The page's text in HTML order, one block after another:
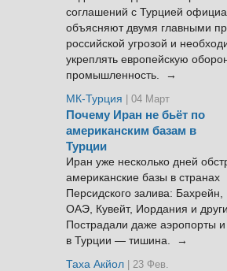
соглашений с Турцией
объясняют двумя главными
российской угрозой и
укреплять европейскую
промышленность. →
МК-Турция
| 04 Март
Почему Иран не бьёт по
американским базам в
Турции
Иран уже несколько дней
американские базы в странах
Персидского залива: Бахрейн,
ОАЭ, Кувейт, Иордания и
Пострадали даже аэропорты
в Турции — тишина. →
Таха Акйол | 23 Фев.